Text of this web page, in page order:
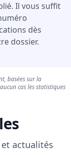
Il vous suffit
dès
dossier.
basées sur la
cas les statistiques
actualités